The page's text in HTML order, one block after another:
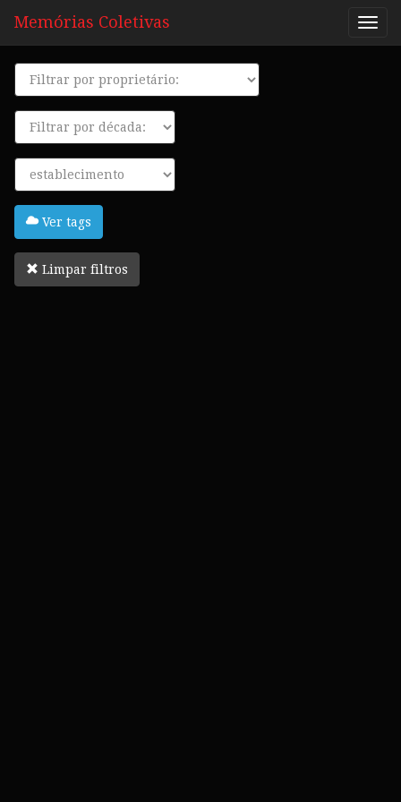
Memórias Coletivas
Proprietário
Década
Tags
Ver tags
Limpar filtros